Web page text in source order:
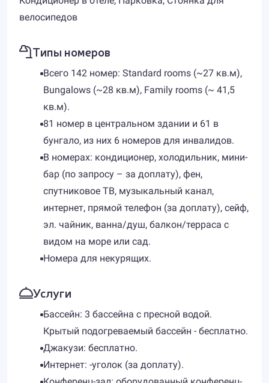
велосипедов
Типы номеров
Всего 142 номер: Standard rooms (~27 кв.м),
Bungalows (~28 кв.м), Family rooms (~ 41,5
кв.м).
81 номер в центральном здании и 61 в
бунгало, из них 6 номеров для инвалидов.
В номерах: кондиционер, холодильник, мини-
бар (по запросу – за доплату), фен,
спутниковое ТВ, музыкальный канал,
интернет, прямой телефон (за доплату), сейф,
эл. чайник, ванна/душ, балкон/терраса с
видом на море или сад.
Номера для некурящих.
Услуги
Бассейн: 3 бассейна с пресной водой.
Крытый подогреваемый бассейн - бесплатно.
Джакузи: бесплатно.
Интернет: -уголок (за доплату).